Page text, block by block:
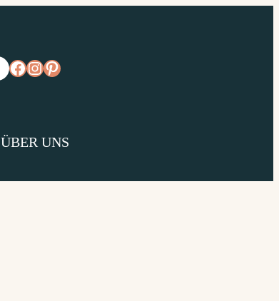
https://www.facebook.com/
https://www.instagram.com/
https://www.pinterest.de/diejungs/
ÜBER UNS